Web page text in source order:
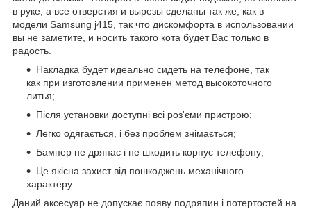
в руке, а все отверстия и вырезы сделаны так же, как в
модели Samsung j415, так что дискомфорта в использовании
вы не заметите, и носить такого кота будет Вас только в
радость.
Накладка будет идеально сидеть на телефоне, так
как при изготовлении применен метод высокоточного
литья;
Після установки доступні всі роз'єми пристрою;
Легко одягається, і без проблем знімається;
Бампер не дряпає і не шкодить корпус телефону;
Це якісна захист від пошкоджень механічного
характеру.
Даний аксесуар не допускає появу подряпин і потертостей на